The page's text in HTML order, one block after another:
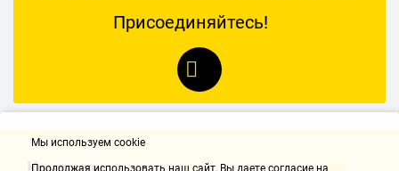
Присоединяйтесь!
Мы используем cookie
Продолжая использовать наш cайт, Вы даете согласие на